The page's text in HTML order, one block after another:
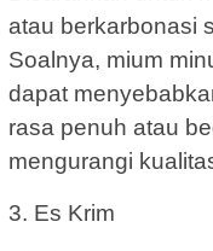
atau berkarbonasi
Soalnya, mium
dapat
rasa penuh atau
mengurangi
3. Es Krim